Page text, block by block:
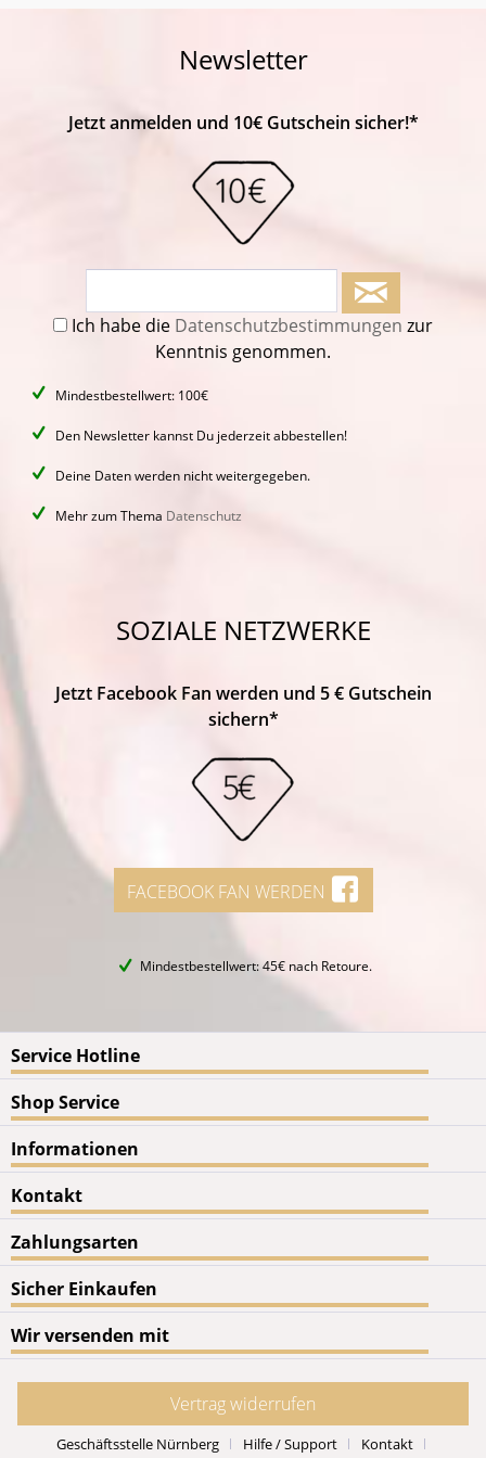
Newsletter
Jetzt anmelden und 10€ Gutschein sicher!*
Ich habe die Datenschutzbestimmungen zur
Kenntnis genommen.
Mindestbestellwert: 100€
Den Newsletter kannst Du jederzeit abbestellen!
Deine Daten werden nicht weitergegeben.
Mehr zum Thema Datenschutz
SOZIALE NETZWERKE
Jetzt Facebook Fan werden und 5 € Gutschein
sichern*
FACEBOOK FAN WERDEN
Mindestbestellwert: 45€ nach Retoure.
Service Hotline
Shop Service
Informationen
Kontakt
Zahlungsarten
Sicher Einkaufen
Wir versenden mit
Vertrag widerrufen
Geschäftsstelle Nürnberg Hilfe / Support Kontakt